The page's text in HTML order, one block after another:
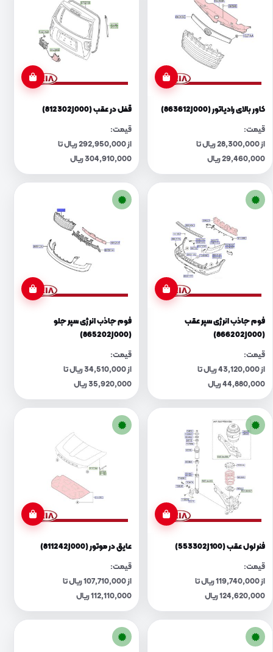
کاور بالای رادیاتور (863612J000)
قیمت:
از 28,300,000 ریال تا
29,460,000 ریال
قفل در عقب (812302J000)
قیمت:
از 292,950,000 ریال تا
304,910,000 ریال
فوم جاذب انرژی سپر عقب
(866202J000)
قیمت:
از 43,120,000 ریال تا
44,880,000 ریال
فوم جاذب انرژی سپر جلو
(865202J000)
قیمت:
از 34,510,000 ریال تا
35,920,000 ریال
فنر لول عقب (553302J100)
قیمت:
از 119,740,000 ریال تا
124,620,000 ریال
عایق در موتور (811242J000)
قیمت:
از 107,710,000 ریال تا
112,110,000 ریال